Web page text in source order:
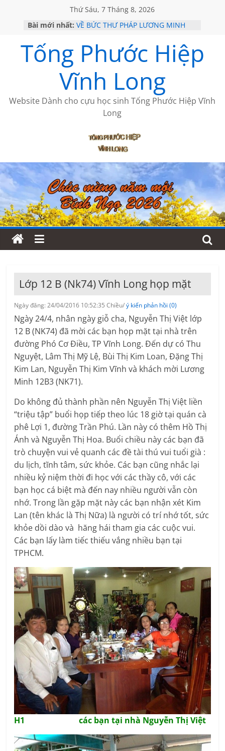
Thứ Sáu, 7 Tháng 8, 2026
Bài mới nhất: VỀ BỨC THƯ PHÁP LƯƠNG MINH
HỌC SỬ HỒI XƯA
MỘT ĐỜI ĐI QUA NHỮNG TRANG
SÁCH
BẤT CHỢT CỦA CHÂU LỆ DUNG
CÀ PHÊ NGẮM NÚI
Tống Phước Hiệp
Vĩnh Long
Website Dành cho cựu học sinh Tống Phước Hiệp Vĩnh
Long
Lớp 12 B (Nk74) Vĩnh Long họp mặt
Ngày đăng: 24/04/2016 10:52:35 Chiều/ý kiến phản hồi (0)
Ngày 24/4, nhân ngày giỗ cha, Nguyễn Thị Việt lớp
12 B (NK74) đã mời các bạn họp mặt tại nhà trên
đường Phó Cơ Điều, TP Vĩnh Long. Đến dự có Thu
Nguyệt, Lâm Thị Mỹ Lệ, Bùi Thị Kim Loan, Đặng Thị
Kim Lan, Nguyễn Thị Kim Vĩnh và khách mời Lương
Minh 12B3 (NK71).
Do không đủ thành phần nên Nguyễn Thị Việt liền
“triệu tập” buổi họp tiếp theo lúc 18 giờ tại quán cà
phê Lợi 1, đường Trần Phú. Lần này có thêm Hồ Thị
Ánh và Nguyễn Thị Hoa. Buổi chiều này các bạn đã
trò chuyện vui vẻ quanh các đề tài thú vui tuổi già :
du lịch, tĩnh tâm, sức khỏe. Các bạn cũng nhắc lại
nhiều kỷ niệm thời đi học với các thầy cô, với các
bạn học cá biệt mà đến nay nhiều người vẫn còn
nhớ. Trong lần gặp mặt này các bạn nhận xét Kim
Lan (tên khác là Thị Nữa) là người có trí nhớ tốt, sức
khỏe dồi dào và hăng hái tham gia các cuộc vui.
Các bạn lấy làm tiếc thiếu vắng nhiều bạn tại
TPHCM.
H1 các bạn tại nhà Nguyễn Thị Việt